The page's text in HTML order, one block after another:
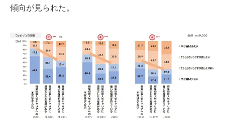
傾向が見られた。